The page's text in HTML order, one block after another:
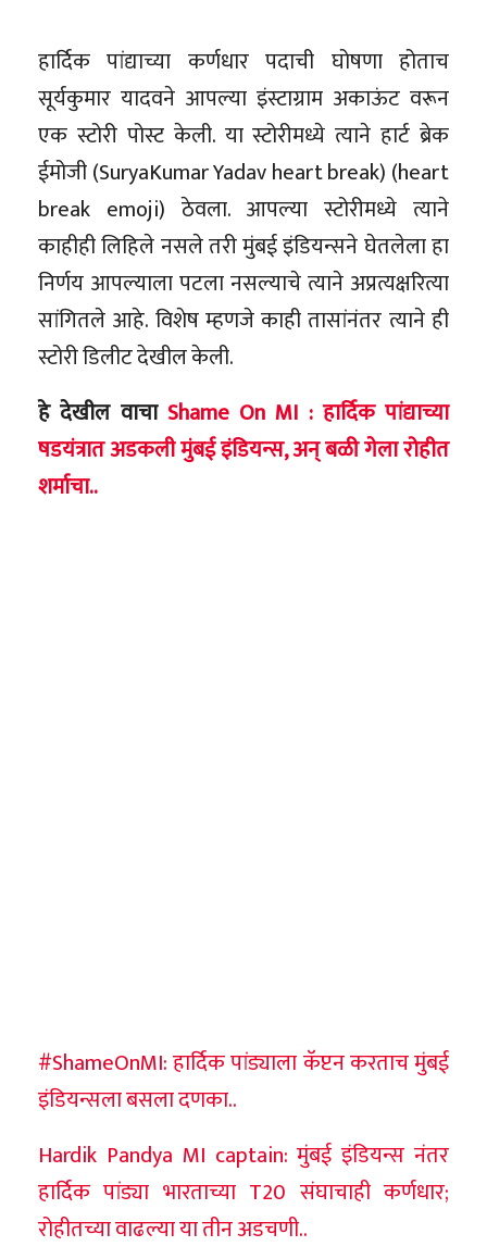
हार्दिक पांद्याच्या कर्णधार पदाची घोषणा होताच
सूर्यकुमार यादवने आपल्या इंस्टाग्राम अकाऊंट वरून
एक स्टोरी पोस्ट केली. या स्टोरीमध्ये त्याने हार्ट ब्रेक
ईमोजी (SuryaKumar Yadav heart break) (heart
break emoji) ठेवला. आपल्या स्टोरीमध्ये त्याने
काहीही लिहिले नसले तरी मुंबई इंडियन्सने घेतलेला हा
निर्णय आपल्याला पटला नसल्याचे त्याने अप्रत्यक्षरित्या
सांगितले आहे. विशेष म्हणजे काही तासांनंतर त्याने ही
स्टोरी डिलीट देखील केली.
हे देखील वाचा Shame On MI : हार्दिक पांद्याच्या
षडयंत्रात अडकली मुंबई इंडियन्स, अन् बळी गेला रोहीत
शर्माचा..
#ShameOnMI: हार्दिक पांड्याला कॅप्टन करताच मुंबई
इंडियन्सला बसला दणका..
Hardik Pandya MI captain: मुंबई इंडियन्स नंतर
हार्दिक पांड्या भारताच्या T20 संघाचाही कर्णधार;
रोहीतच्या वाढल्या या तीन अडचणी..